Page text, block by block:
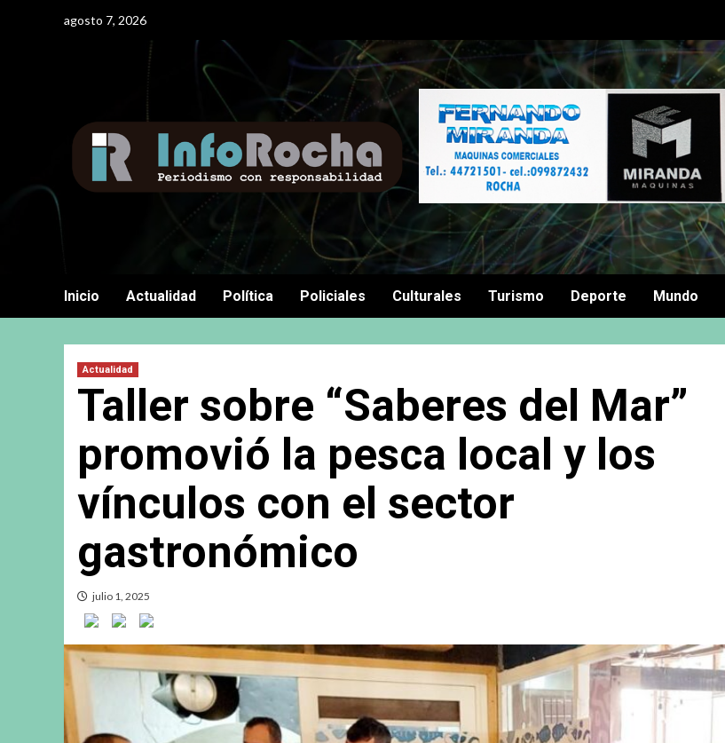
agosto 7, 2026
Inicio Actualidad Política Policiales Culturales Turismo Deporte Mundo
Actualidad
Taller sobre “Saberes del Mar”
promovió la pesca local y los
vínculos con el sector
gastronómico
julio 1, 2025